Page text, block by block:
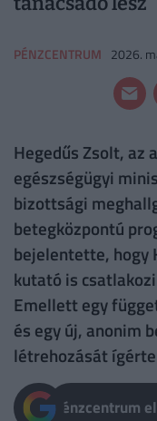
PÉNZCENTRUM 2026.
Hegedűs Zsolt, az
egészségügyi
bizottsági
betegközpontú
bejelentette, hogy
kutató is
Emellett egy
és egy új, anonim
létrehozását
Pénzcentrum